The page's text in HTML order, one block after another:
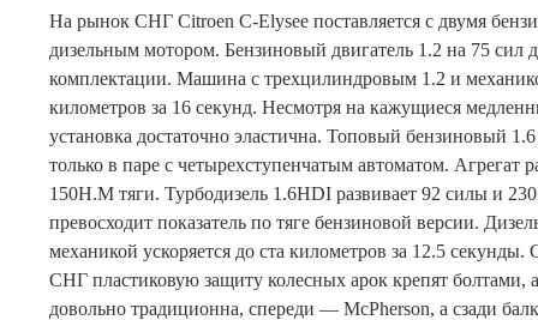
На рынок СНГ Citroen C-Elysee поставляется с двумя
дизельным мотором. Бензиновый двигатель 1.2 на 75 сил
комплектации. Машина с трехцилиндровым 1.2 и
километров за 16 секунд. Несмотря на кажущиеся
установка достаточно эластична. Топовый бензиновый
только в паре с четырехступенчатым автоматом. Агрегат
150Н.М тяги. Турбодизель 1.6HDI развивает 92 силы и
превосходит показатель по тяге бензиновой версии.
механикой ускоряется до ста километров за 12.5
СНГ пластиковую защиту колесных арок крепят болтами,
довольно традиционна, спереди — McPherson, а сзади